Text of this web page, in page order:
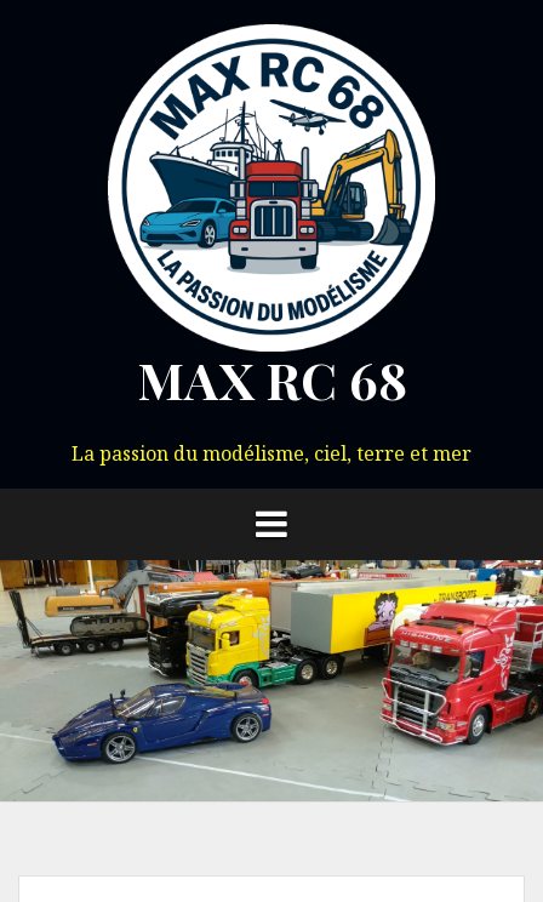
MAX RC 68
La passion du modélisme, ciel, terre et mer